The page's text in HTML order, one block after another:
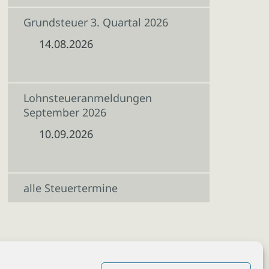
Grundsteuer 3. Quartal 2026
14.08.2026
Lohnsteueranmeldungen
September 2026
10.09.2026
alle Steuertermine